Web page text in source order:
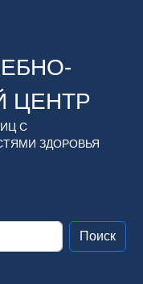
ЦЕНТР
С
ЗДОРОВЬЯ